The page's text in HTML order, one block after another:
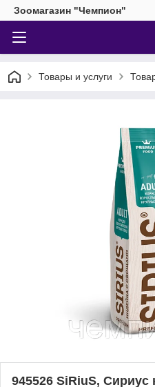
Зоомагазин "Чемпион"
Товары и услуги
945526 SiRiuS, Сириус